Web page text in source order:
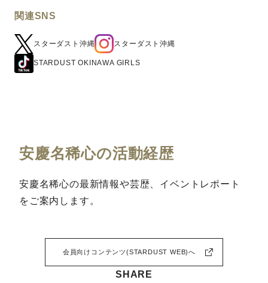
関連SNS
スターダスト沖縄 スターダスト沖縄
STARDUST OKINAWA GIRLS
安慶名稀心の活動経歴
安慶名稀心の最新情報や芸歴、イベントレポート
をご案内します。
会員向けコンテンツ(STARDUST WEB)へ
SHARE